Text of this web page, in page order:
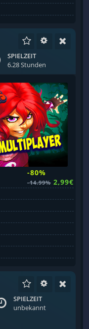
SPIELZEIT
6.28 Stunden
-80%
-14.99% 2,99€
SPIELZEIT
unbekannt